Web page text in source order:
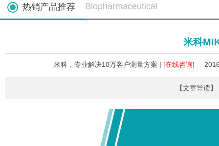
热销产品推荐 Biopharmaceutical
米科
米科，专业解决10万客户测量方案 | [在线咨询]
【文章导读